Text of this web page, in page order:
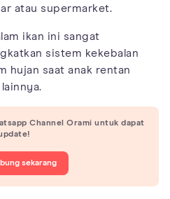
atau supermarket.
ikan ini sangat
sistem kekebalan
hujan saat anak rentan
Channel Orami untuk dapat
sekarang